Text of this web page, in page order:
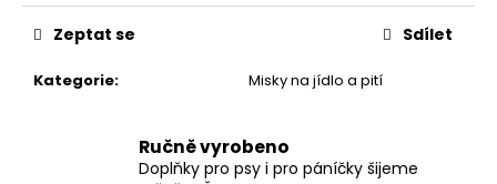
Kategorie: Misky na jídlo a pití
Zeptat se Sdílet
Ručně vyrobeno
Doplňky pro psy i pro páníčky šijeme
OBOJEK
PINK